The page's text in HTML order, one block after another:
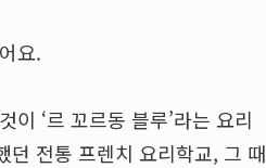
요.
‘르 꼬르동 블루’라는 요리
던 전통 프렌치 요리학교, 그 때